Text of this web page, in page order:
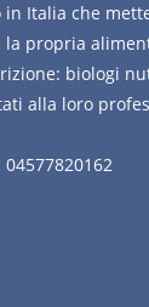
Italia che
propria
biologi
alla loro